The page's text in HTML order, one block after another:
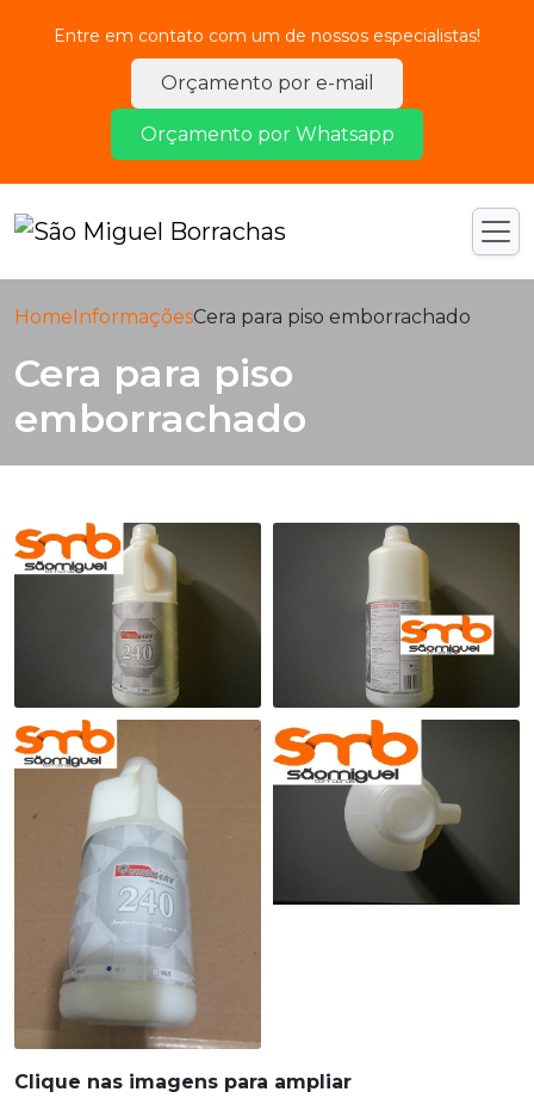
Entre em contato com um de nossos especialistas!
Orçamento por e-mail
Orçamento por Whatsapp
HomeInformaçõesCera para piso emborrachado
Cera para piso
emborrachado
Clique nas imagens para ampliar